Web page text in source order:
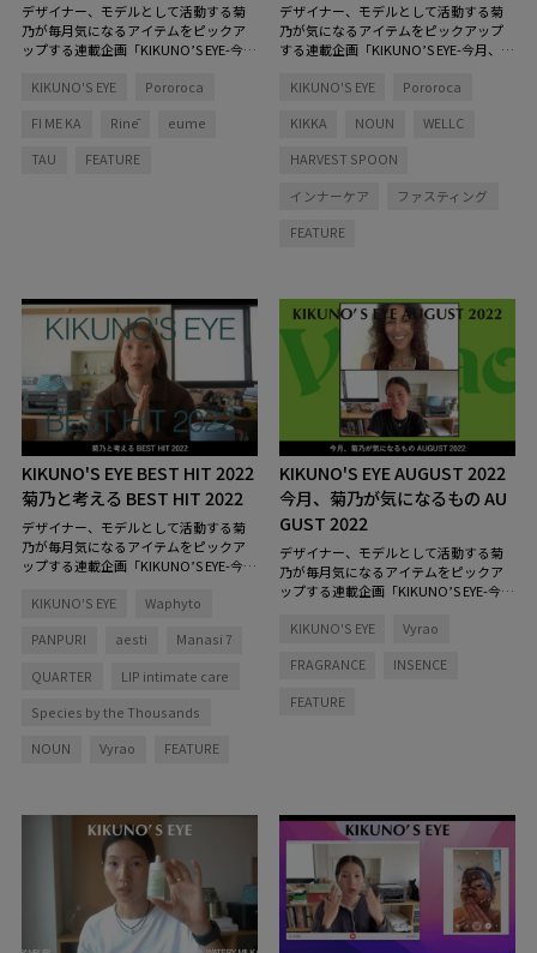
デザイナー、モデルとして活動する菊
乃が毎月気になるアイテムをピックア
ップする連載企画「KIKUNO’S EYE-今
水ショーツなどのフェムテックアイテ
では欠かせないアイテムをご紹介しま
KIKUNO'S EYE Pororoca
FI ME KA Rinē eume
TAU FEATURE
デザイナー、モデルとして活動する菊
乃が気になるアイテムをピックアップ
する連載企画「KIKUNO’S EYE-今月、菊
迎えバタバタと忙しくなるこの時期に
ーアイテムをご紹介します！ 「あっ
終わると思うと、今年はいろんなこと
に感じますが、みなさんいかがお過ご
食もお酒を飲む機会も増えて、何かと
ら自分を整えられるようなアイテムを
たくさん持ってきたので紹介していき
たいと思います」
KIKUNO'S EYE Pororoca
KIKKA NOUN WELLC
HARVEST SPOON
インナーケア ファスティング
FEATURE
KIKUNO'S EYE BEST HIT 2022
菊乃と考える BEST HIT 2022
デザイナー、モデルとして活動する菊
乃が毎月気になるアイテムをピックア
ップする連載企画「KIKUNO’S EYE-今
き続き、今年も特別編『KIKUNO’S EYE
KUNO'S EYEは特別版！ 菊乃さんのレビ
す！応募期間：2022/10/21(金)12:00～
いたしました※
KIKUNO'S EYE Waphyto
PANPURI aesti Manasi 7
QUARTER LIP intimate care
Species by the Thousands
NOUN Vyrao FEATURE
KIKUNO'S EYE AUGUST 2022
今月、菊乃が気になるもの AU
GUST 2022
デザイナー、モデルとして活動する菊
乃が毎月気になるアイテムをピックア
ップする連載企画「KIKUNO’S EYE-今
ンドン発のフレグランスブランド〈Vyr
ペシャルバージョンをお届け！ 「こ
ウェルさんが創造したブランドで、今
KIKUNO'S EYE Vyrao
FRAGRANCE INSENCE
FEATURE